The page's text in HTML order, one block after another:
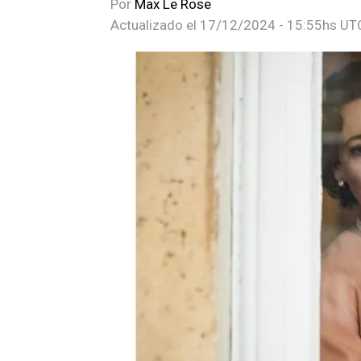
Por Max Le Rose
Actualizado el 17/12/2024 - 15:55hs